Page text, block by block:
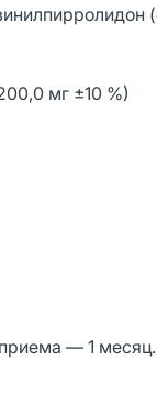
мг ±10 %)
— 1